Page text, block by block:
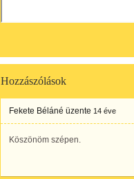
Hozzászólások
Fekete Béláné üzente 14 éve
Köszönöm szépen.